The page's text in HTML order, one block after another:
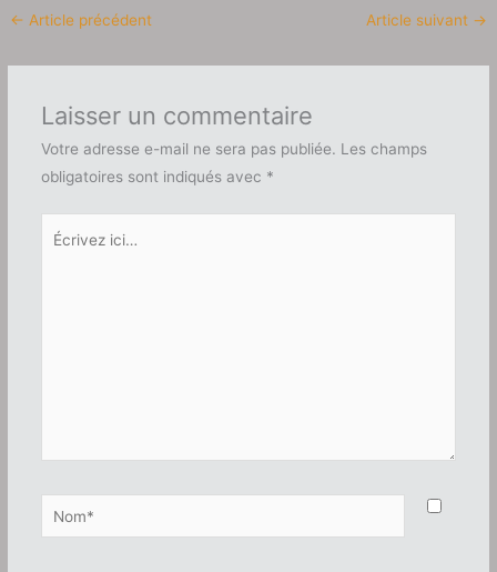
← Article précédent Article suivant →
Laisser un commentaire
Votre adresse e-mail ne sera pas publiée. Les champs
obligatoires sont indiqués avec *
Écrivez
Nom*